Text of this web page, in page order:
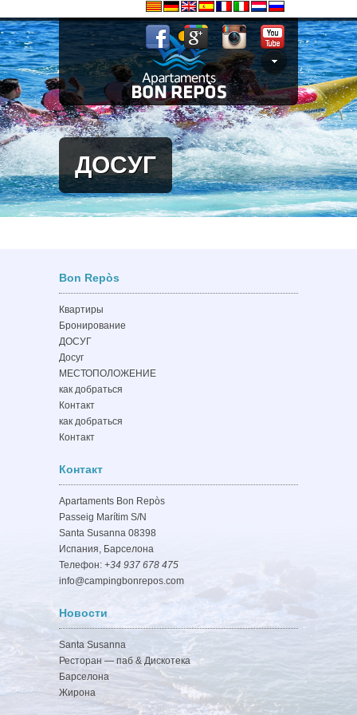
ДОСУГ
Bon Repòs
Квартиры
Бронирование
ДОСУГ
Досуг
МЕСТОПОЛОЖЕНИЕ
как добраться
Контакт
как добраться
Контакт
Контакт
Apartaments Bon Repòs
Passeig Marítim S/N
Santa Susanna 08398
Испания, Барселона
Телефон: +34 937 678 475
info@campingbonrepos.com
Новости
Santa Susanna
Ресторан — паб & Дискотека
Барселона
Жирона